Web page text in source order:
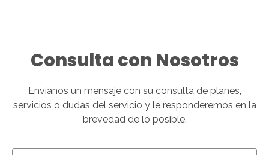
Consulta con Nosotros
Envíanos un mensaje con su consulta de planes,
servicios o dudas del servicio y le responderemos en la
brevedad de lo posible.